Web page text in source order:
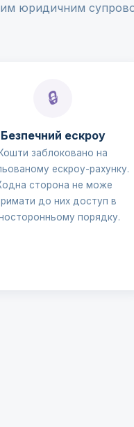
юридичним
🔒
Безпечний ескроу
заблоковано на
ескроу-рахунку.
сторона не може
до них доступ в
порядку.